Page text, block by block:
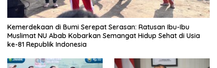
Kemerdekaan di Bumi Serepat Serasan: Ratusan Ibu-Ibu
Muslimat NU Abab Kobarkan Semangat Hidup Sehat di Usia
ke-81 Republik Indonesia